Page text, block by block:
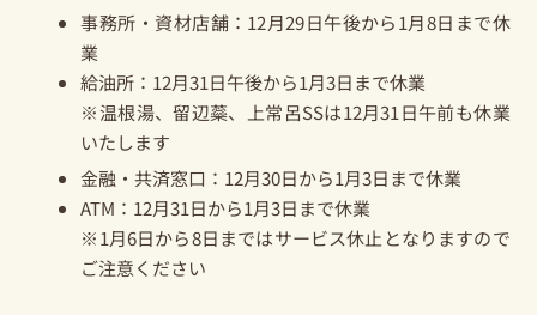
事務所・資材店舗：12月29日午後から1月8日まで休
業
給油所：12月31日午後から1月3日まで休業
※温根湯、留辺蘂、上常呂SSは12月31日午前も休業
いたします
金融・共済窓口：12月30日から1月3日まで休業
ATM：12月31日から1月3日まで休業
※1月6日から8日まではサービス休止となりますので
ご注意ください